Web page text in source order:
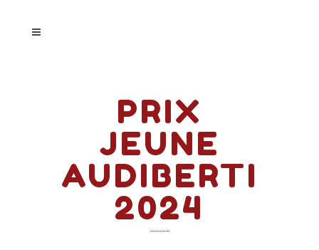
PRIX
JEUNE
AUDIBERTI
2024